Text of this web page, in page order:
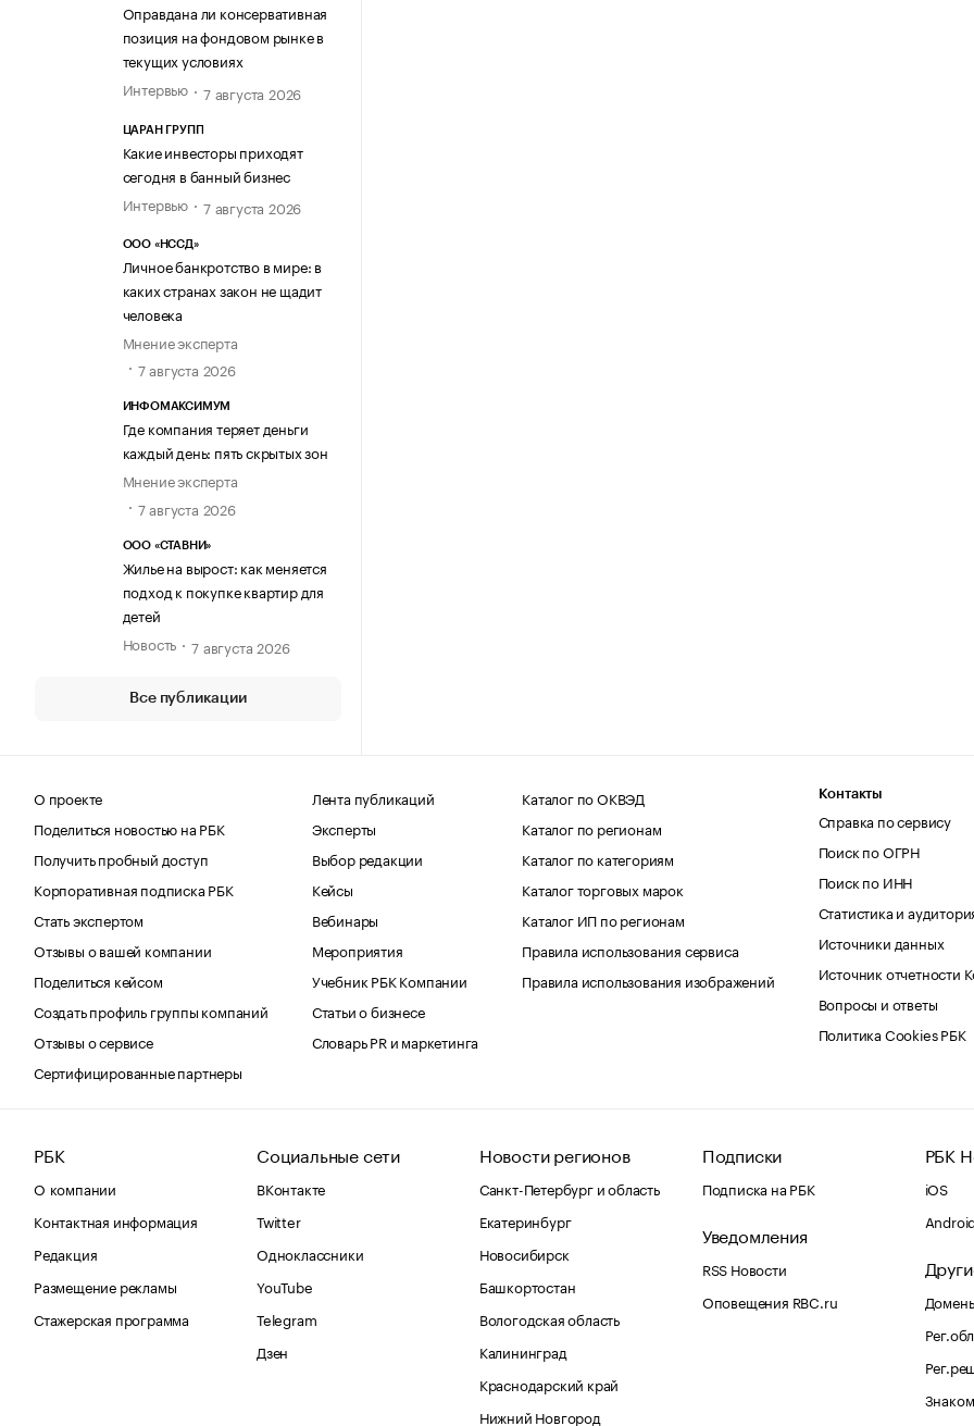
Оправдана ли консервативная
позиция на фондовом рынке в
текущих условиях
Интервью
7 августа 2026
ЦАРАН ГРУПП
Какие инвесторы приходят
сегодня в банный бизнес
Интервью
7 августа 2026
ООО «НССД»
Личное банкротство в мире: в
каких странах закон не щадит
человека
Мнение эксперта
7 августа 2026
ИНФОМАКСИМУМ
Где компания теряет деньги
каждый день: пять скрытых зон
Мнение эксперта
7 августа 2026
ООО «СТАВНИ»
Жилье на вырост: как меняется
подход к покупке квартир для
детей
Новость
7 августа 2026
Все публикации
О проекте
Поделиться новостью на РБК
Получить пробный доступ
Корпоративная подписка РБК
Стать экспертом
Отзывы о вашей компании
Поделиться кейсом
Создать профиль группы компаний
Отзывы о сервисе
Сертифицированные партнеры
Лента публикаций
Эксперты
Выбор редакции
Кейсы
Вебинары
Мероприятия
Учебник РБК Компании
Статьи о бизнесе
Словарь PR и маркетинга
Каталог по ОКВЭД
Каталог по регионам
Каталог по категориям
Каталог торговых марок
Каталог ИП по регионам
Правила использования сервиса
Правила использования изображений
Контакты
Справка по сервису
Поиск по ОГРН
Поиск по ИНН
Статистика и
Источники данных
Источник отчетности
Вопросы и ответы
Политика Cookies РБК
РБК
О компании
Контактная информация
Редакция
Размещение рекламы
Стажерская программа
Социальные сети
ВКонтакте
Twitter
Одноклассники
YouTube
Telegram
Дзен
Новости регионов
Санкт-Петербург и область
Екатеринбург
Новосибирск
Башкортостан
Вологодская область
Калининград
Краснодарский край
Нижний Новгород
Подписки
Подписка на РБК
Уведомления
RSS Новости
Оповещения RBC.ru
РБК
iOS